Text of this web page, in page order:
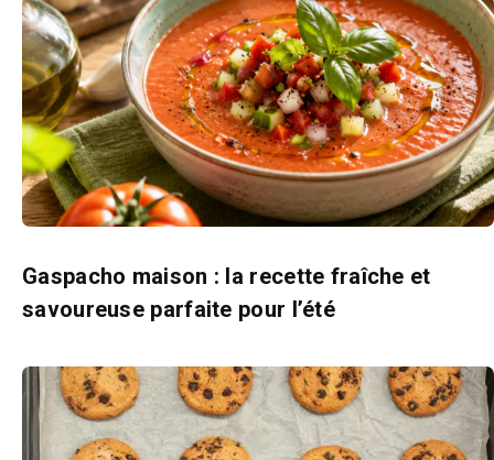
Gaspacho maison : la recette fraîche et
savoureuse parfaite pour l’été